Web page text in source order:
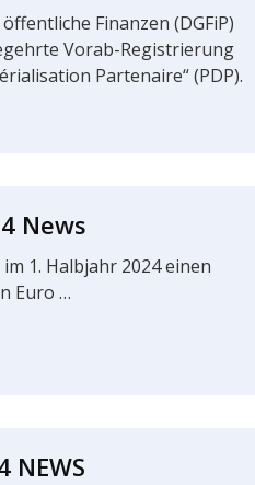
Finan­zen (DGFiP)
Vorab-Regis­­trie­rung
Parten­aire“ (PDP).
News
1. Halb­jahr 2024 einen
Euro …
NEWS